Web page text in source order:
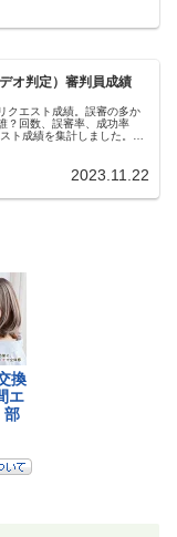
オ判定）審判員成績
クエスト成績。誤審の多か
？回数、誤審率、成功率
ト成績を集計しました。厳
2023.11.22